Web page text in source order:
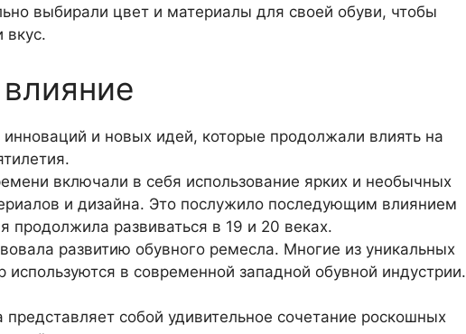
выбирали цвет и материалы для своей обуви, чтобы
вкус.
и новых идей, которые продолжали влиять на
включали в себя использование ярких и необычных
и дизайна. Это послужило последующим влиянием
продолжила развиваться в 19 и 20 веках.
развитию обувного ремесла. Многие из уникальных
используются в современной западной обувной индустрии.
собой удивительное сочетание роскошных